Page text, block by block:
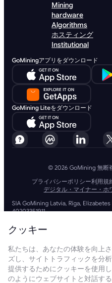
Mining
hardware
Algorithms
ホスティング
Institutional
GoMiningアプリをダウンロード
GoMining Liteをダウンロード
© 2026 GoMining 無断
プライバシーポリシー利用規
デジタル・マイナー・ホ
SIA GoMining Latvia, Rīga, Elizabetes
40203351911
Tortola, British Virgin Islands, BVI会社
BMINE BVI LIMITED, Trinity
GoMining (British Virgin Islands)
BMINE BVI LIMITEDは、すべての関
ており、マネーロンダリング、テロ
力で取り組んでいます。当社は最高
クッキー
私たちは、あなたの体験を向上
ズし、サイトトラフィックを分
提供するためにクッキーを使用
のようにウェブサイトと対話す